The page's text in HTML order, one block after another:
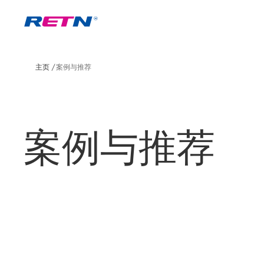
主页 案例与推荐
案例与推荐